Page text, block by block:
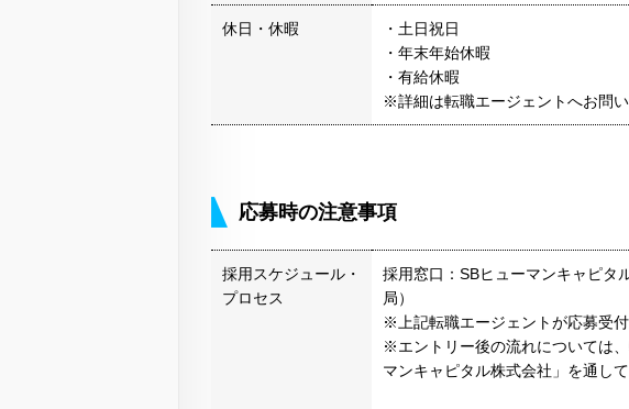
休日・休暇
・土日祝日
・年末年始休暇
・有給休暇
※詳細は転職エージェントへお問い
応募時の注意事項
採用スケジュール・
プロセス
採用窓口：SBヒューマンキャピタ
局）
※上記転職エージェントが応募受付
※エントリー後の流れについては
マンキャピタル株式会社」を通し